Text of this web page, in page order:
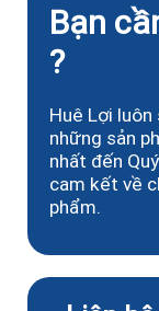
Bạn
?
Huê Lợi
những sản
nhất đến
cam kết về
phẩm.